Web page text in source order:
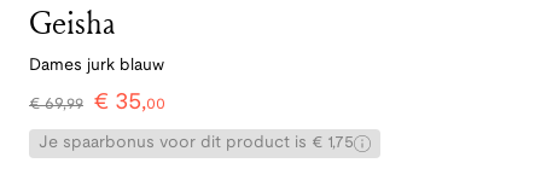
Geisha
Dames jurk blauw
€69,99 € 35,00
Je spaarbonus voor dit product is € 1,75